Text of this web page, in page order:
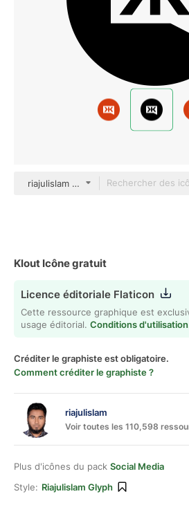
riajulislam Glyph
Klout Icône gratuit
Licence éditoriale Flaticon
Cette ressource graphique est
usage éditorial. Conditions d'utilisation
Créditer le graphiste est obligatoire.
Comment créditer le graphiste ?
riajulislam
Voir toutes les 110,598
Plus d'icônes du pack Social Media
Style: Riajulislam Glyph